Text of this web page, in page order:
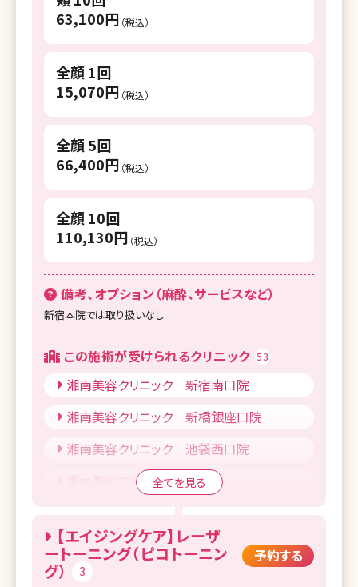
湘南美容クリニック 所沢院
湘南美容クリニック 千葉センシティ院
湘南美容クリニック 船橋院
湘南美容クリニック 柏院
湘南美容クリニック 横浜院
湘南美容クリニック 川崎院
湘南美容クリニック 藤沢院
湘南美容クリニック 新潟院
湘南美容クリニック 金沢院
湘南美容クリニック 長野院
湘南美容クリニック 岐阜院
湘南美容クリニック 名古屋駅本院
湘南美容クリニック 金山院
63,100円 （税込）
全顔 1回
15,070円 （税込）
全顔 5回
66,400円 （税込）
全顔 10回
110,130円 （税込）
備考、オプション（麻酔、サービスなど）
新宿本院では取り扱いなし
この施術が受けられるクリニック 53
湘南美容クリニック 新宿南口院
湘南美容クリニック 新橋銀座口院
湘南美容クリニック 池袋西口院
湘南美容クリニック 品川院
湘南美容クリニック 東京蒲田院
湘南美容クリニック 北千住院
全てを見る
【エイジングケア】レーザ
ートーニング（ピコトーニン
グ）
3
予約する